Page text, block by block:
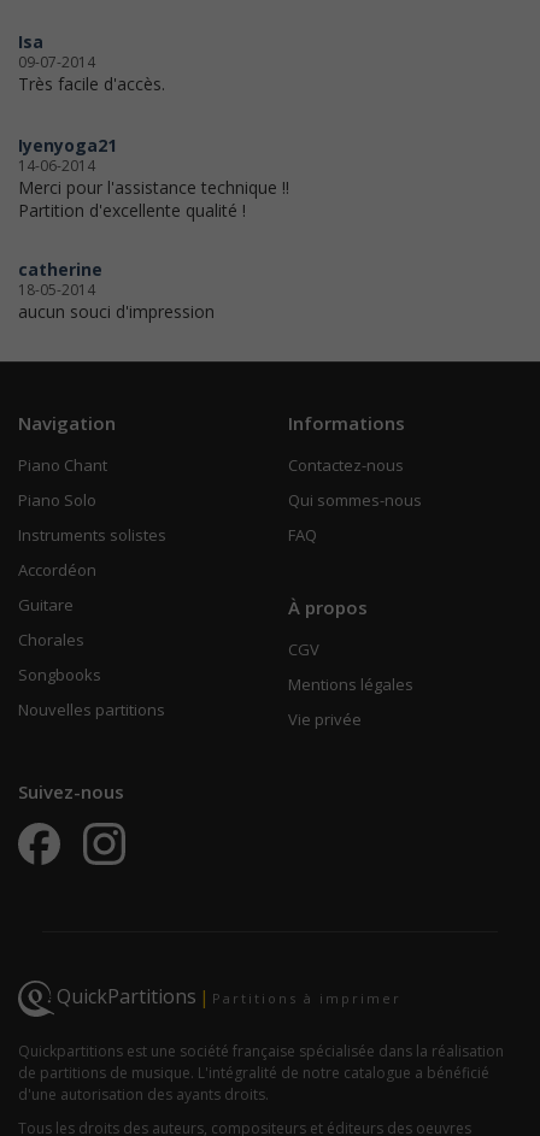
Isa
09-07-2014
Très facile d'accès.
Iyenyoga21
14-06-2014
Merci pour l'assistance technique !!
Partition d'excellente qualité !
catherine
18-05-2014
aucun souci d'impression
Navigation
Piano Chant
Piano Solo
Instruments solistes
Accordéon
Guitare
Chorales
Songbooks
Nouvelles partitions
Informations
Contactez-nous
Qui sommes-nous
FAQ
À propos
CGV
Mentions légales
Vie privée
Suivez-nous
QuickPartitions | Partitions à imprimer
Quickpartitions est une société française spécialisée dans la réalisation
de partitions de musique. L'intégralité de notre catalogue a bénéficié
d'une autorisation des ayants droits.
Tous les droits des auteurs, compositeurs et éditeurs des oeuvres